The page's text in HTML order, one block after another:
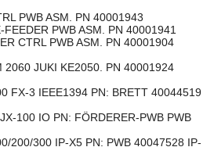
PWB ASM. PN 40001943
PWB ASM. PN 40001941
CTRL PWB ASM. PN 40001904
2060 JUKI KE2050. PN 40001924
FX-3 IEEE1394 PN: BRETT 40044519
100 IO PN: FÖRDERER-PWB PWB
200/300 IP-X5 PN: PWB 40047528 IP-